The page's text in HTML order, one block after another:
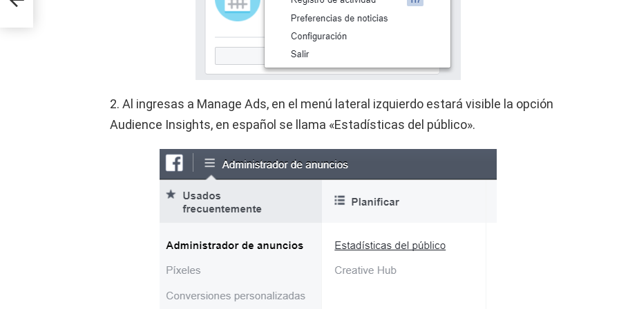
2. Al ingresas a Manage Ads, en el menú lateral izquierdo estará visible la opción
Audience Insights, en español se llama «Estadísticas del público».